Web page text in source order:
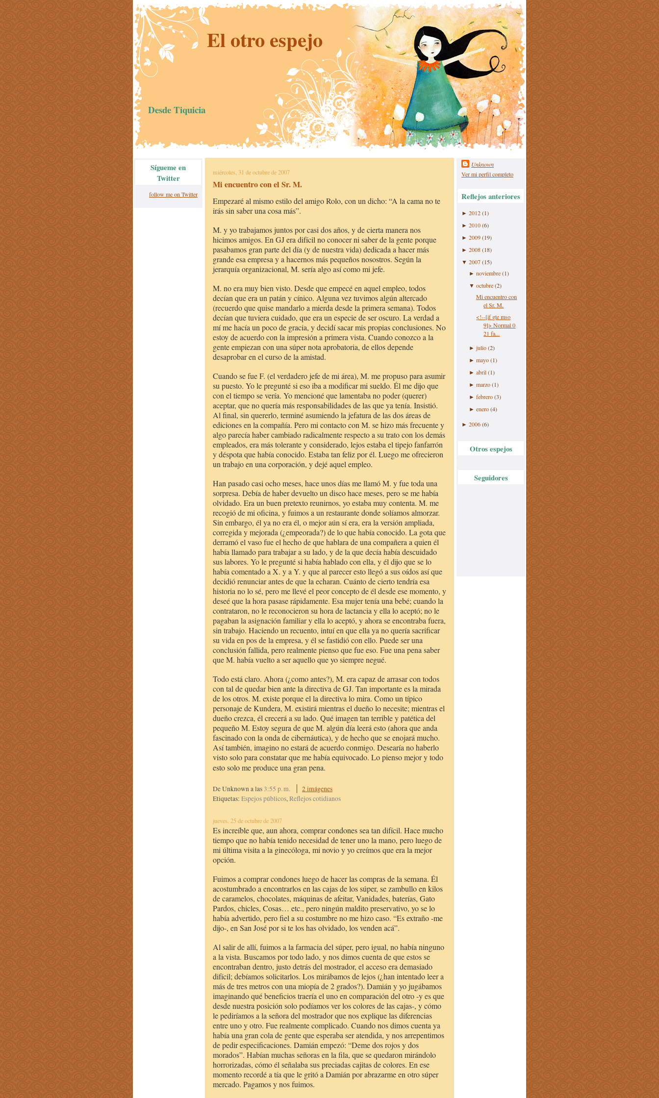
El otro espejo
Desde Tiquicia
Sígueme en
Twitter
follow me on Twitter
miércoles, 31 de octubre de 2007
Mi encuentro con el Sr. M.
Empezaré al mismo estilo del amigo Rolo, con un dicho: “A la cama no te
irás sin saber una cosa más”.
M. y yo trabajamos juntos por casi dos años, y de cierta manera nos
hicimos amigos. En GJ era difícil no conocer ni saber de la gente porque
pasabamos gran parte del día (y de nuestra vida) dedicada a hacer más
grande esa empresa y a hacernos más pequeños nosostros. Según la
jerarquía organizacional, M. sería algo así como mi jefe.
M. no era muy bien visto. Desde que empecé en aquel empleo, todos
decían que era un patán y cínico. Alguna vez tuvimos algún altercado
(recuerdo que quise mandarlo a mierda desde la primera semana). Todos
decían que tuviera cuidado, que era un especie de ser oscuro. La verdad a
mí me hacía un poco de gracia, y decidí sacar mis propias conclusiones. No
estoy de acuerdo con la impresión a primera vista. Cuando conozco a la
gente empiezan con una súper nota aprobatoria, de ellos depende
desaprobar en el curso de la amistad.
Cuando se fue F. (el verdadero jefe de mi área), M. me propuso para asumir
su puesto. Yo le pregunté si eso iba a modificar mi sueldo. Él me dijo que
con el tiempo se vería. Yo mencioné que lamentaba no poder (querer)
aceptar, que no quería más responsabilidades de las que ya tenía. Insistió.
Al final, sin quererlo, terminé asumiendo la jefatura de las dos áreas de
ediciones en la compañía. Peromi contacto con M. se hizo más frecuente y
algo parecía haber cambiado radicalmente respecto a su trato con los demás
empleados, era más tolerante y considerado, lejos estaba el tipejo fanfarrón
y déspota que había conocido. Estaba tan feliz por él. Luego me ofrecieron
un trabajo en una corporación, y dejé aquel empleo.
Han pasado casi ocho meses, hace unos días me llamó M. y fue toda una
sorpresa. Debía de haber devuelto un disco hace meses, pero se me había
olvidado. Era un buen pretexto reunirnos, yo estaba muy contenta. M. me
recogió de mi oficina, y fuimos a un restaurante donde solíamos almorzar.
Sin embargo, él ya no era él, o mejor aún sí era, era la versión ampliada,
corregida y mejorada (¿empeorada?) de lo que había conocido. La gota que
derramó el vaso fue el hecho de que hablara de una compañera a quien él
había llamado para trabajar a su lado, y de la que decía había descuidado
sus labores. Yo le pregunté si había hablado con ella, y él dijo que se lo
había comentado a X. y a Y. y que al parecer esto llegó a sus oídos así que
decidió renunciar antes de quela echaran. Cuántode cierto tendría esa
historia no lo sé, pero me llevé el peor concepto de él desde ese momento, y
deseé que la hora pasase rápidamente. Esa mujer tenía una bebé; cuando la
contrataron, no le reconocieron su hora de lactancia y ella lo aceptó; no le
pagaban la asignación familiar y ella lo aceptó, y ahora se encontraba fuera,
sin trabajo. Haciendo un recuento, intuí en que ella ya no quería sacrificar
su vida en pos de la empresa, y él se fastidió con ello. Puede ser una
conclusión fallida, pero realmente pienso que fue eso. Fue una pena saber
que M. había vuelto a ser aquello que yo siempre negué.
Todo está claro. Ahora (¿como antes?), M. era capaz de arrasar con todos
con tal de quedar bien ante la directiva de GJ. Tan importante es la mirada
de los otros. M. existe porque el la directiva lo mira. Como un típico
personaje de Kundera, M. existirá mientras el dueño lo necesite; mientras el
dueño crezca, él crecerá a su lado. Qué imagen tan terrible y patética del
pequeño M. Estoy segura de que M. algún día leerá esto (ahora que anda
fascinado con la onda de cibernáutica), y de hecho que se enojará mucho.
Así también, imagino no estará de acuerdo conmigo. Desearía no haberlo
visto solo para constatar que me había equivocado. Lo pienso mejor y todo
esto solo me produce una gran pena.
De Unknowna las3:55 p. m.
2 imágenes
Etiquetas: Espejos públicos,Reflejos cotidianos
jueves, 25 de octubre de 2007
Es increíble que, aun ahora, comprar condones sea tan difícil. Hace mucho
tiempo que no había tenido necesidad de tener uno la mano, pero luego de
mi última visita a la ginecóloga, mi novio y yo creímos que era la mejor
opción.
Fuimos a comprar condones luego de hacer las compras de la semana. Él
acostumbrado a encontrarlos en las cajas de los súper, se zambullo en kilos
de caramelos, chocolates, máquinas de afeitar, Vanidades, baterías, Gato
Pardos, chicles, Cosas… etc., pero ningún maldito preservativo, yo se lo
había advertido, pero fiel a su costumbre no me hizo caso. “Es extraño -me
dijo-, en San José por si te los has olvidado, los venden acá”.
Al salir de allí, fuimos a la farmacia del súper, pero igual, no había ninguno
a la vista. Buscamospor todo lado, y nos dimos cuenta de que estos se
encontraban dentro, justo detrás del mostrador, el acceso era demasiado
difícil; debíamos solicitarlos. Los mirábamos de lejos (¿han intentado leer a
más de tres metros con una miopía de 2 grados?). Damián y yo jugábamos
imaginando qué beneficios traería el uno en comparación del otro -y es que
desde nuestra posición solo podíamos ver los colores de las cajas-, y cómo
le pediríamos a la señora del mostrador que nos explique las diferencias
entre uno y otro. Fue realmente complicado. Cuando nos dimos cuenta ya
había una gran cola de gente que esperaba ser atendida, y nos arrepentimos
de pedir especificaciones. Damián empezó: “Deme dos rojos y dos
morados”. Habían muchas señoras en la fila, que se quedaron mirándolo
horrorizadas, cómo él señalaba sus preciadas cajitas de colores. En ese
momento recordé a tía que le gritó a Damián por abrazarme en otro súper
mercado. Pagamos y nos fuimos.
Unknown
Ver mi perfil completo
Reflejos anteriores
► 2012(1)
► 2010(6)
► 2009(19)
► 2008(18)
▼ 2007(15)
► noviembre (1)
▼ octubre (2)
Mi encuentro con
el Sr. M.
<!--[if gte mso
9]> Normal 0
21 fa...
► julio (2)
► mayo (1)
► abril (1)
► marzo (1)
► febrero (3)
► enero (4)
► 2006(6)
Otros espejos
Seguidores